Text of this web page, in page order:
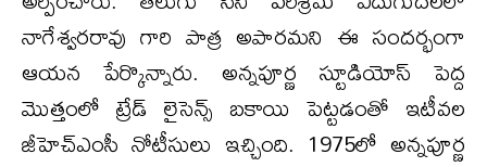
నాగేశ్వరరావు గారి పాత్ర అపారమని ఈ సందర్భంగా
ఆయన పేర్కొన్నారు. అన్నపూర్ణ స్టూడియోస్‌ పెద్ద
మొత్తంలో ట్రేడ్ లైసెన్స్ బకాయి పెట్టడంతో ఇటీవల
జీహెచ్ఎంసీ నోటీసులు ఇచ్చింది. 1975లో అన్నపూర్ణ